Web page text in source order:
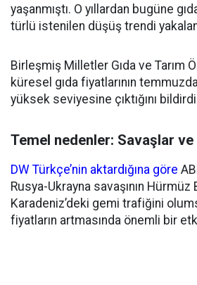
yaşanmıştı. O yıllardan bugüne
türlü istenilen düşüş trendi
Birleşmiş Milletler Gıda ve Tarım
küresel gıda fiyatlarının
yüksek seviyesine çıktığını
Temel nedenler: Savaşlar ve
DW Türkçe’nin aktardığına göre
Rusya-Ukrayna savaşının Hürmüz
Karadeniz’deki gemi trafiğini
fiyatların artmasında önemli bir